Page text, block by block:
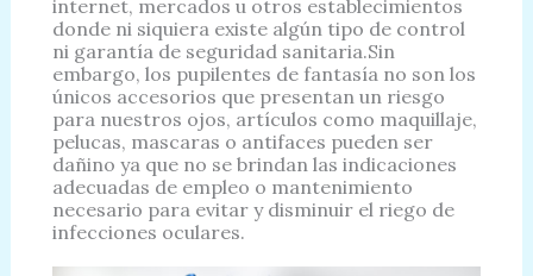
internet, mercados u otros establecimientos
donde ni siquiera existe algún tipo de control
ni garantía de seguridad sanitaria.Sin
embargo, los pupilentes de fantasía no son los
únicos accesorios que presentan un riesgo
para nuestros ojos, artículos como maquillaje,
pelucas, mascaras o antifaces pueden ser
dañino ya que no se brindan las indicaciones
adecuadas de empleo o mantenimiento
necesario para evitar y disminuir el riego de
infecciones oculares.